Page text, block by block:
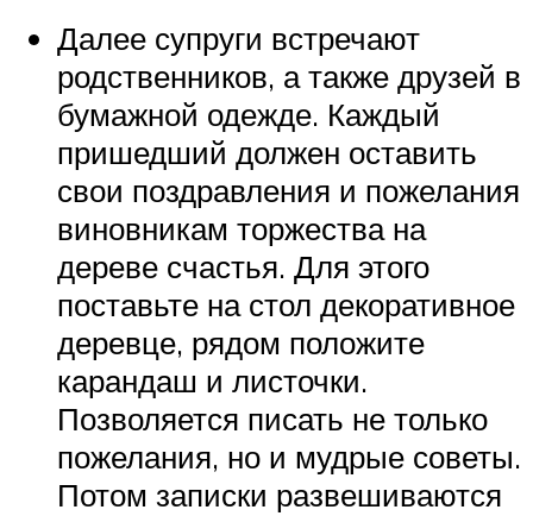
Далее супруги встречают
родственников, а также друзей в
бумажной одежде. Каждый
пришедший должен оставить
свои поздравления и пожелания
виновникам торжества на
дереве счастья. Для этого
поставьте на стол декоративное
деревце, рядом положите
карандаш и листочки.
Позволяется писать не только
пожелания, но и мудрые советы.
Потом записки развешиваются